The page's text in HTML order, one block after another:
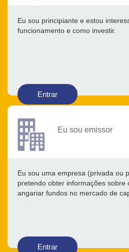
Eu sou principiante e estou
funcionamento e como investir.
Entrar
Eu sou emissor
Eu sou uma empresa (privada ou
pretendo obter informações sobre
angariar fundos no mercado de
Entrar